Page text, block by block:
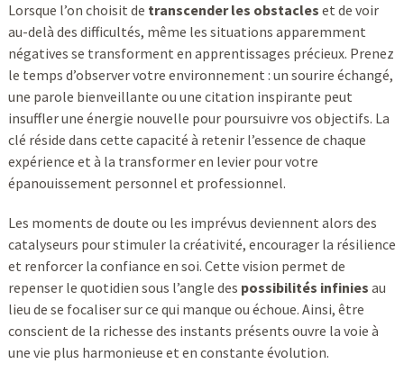
Lorsque l’on choisit de transcender les obstacles et de voir
au-delà des difficultés, même les situations apparemment
négatives se transforment en apprentissages précieux. Prenez
le temps d’observer votre environnement : un sourire échangé,
une parole bienveillante ou une citation inspirante peut
insuffler une énergie nouvelle pour poursuivre vos objectifs. La
clé réside dans cette capacité à retenir l’essence de chaque
expérience et à la transformer en levier pour votre
épanouissement personnel et professionnel.
Les moments de doute ou les imprévus deviennent alors des
catalyseurs pour stimuler la créativité, encourager la résilience
et renforcer la confiance en soi. Cette vision permet de
repenser le quotidien sous l’angle des possibilités infinies au
lieu de se focaliser sur ce qui manque ou échoue. Ainsi, être
conscient de la richesse des instants présents ouvre la voie à
une vie plus harmonieuse et en constante évolution.